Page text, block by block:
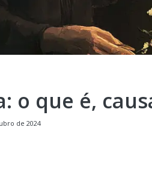
o que é,
de 2024